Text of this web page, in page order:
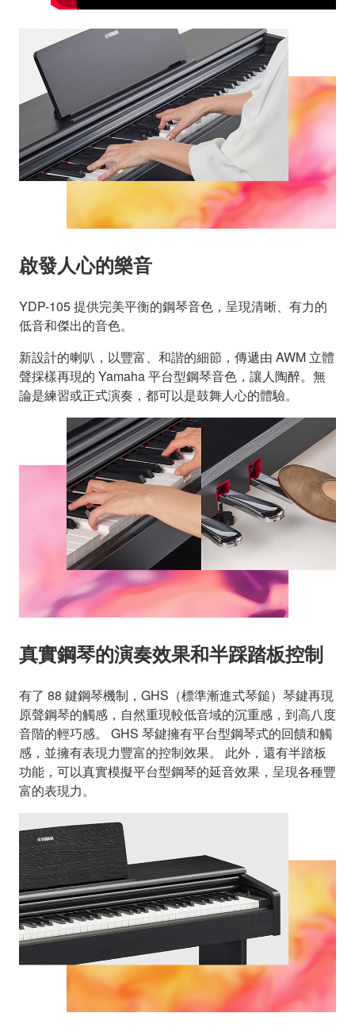
啟發人心的樂音
YDP-105 提供完美平衡的鋼琴音色，呈現清晰、有力的
低音和傑出的音色。
新設計的喇叭，以豐富、和諧的細節，傳遞由 AWM 立體
聲採樣再現的 Yamaha 平台型鋼琴音色，讓人陶醉。無
論是練習或正式演奏，都可以是鼓舞人心的體驗。
真實鋼琴的演奏效果和半踩踏板控制
有了 88 鍵鋼琴機制，GHS（標準漸進式琴鎚）琴鍵再現
原聲鋼琴的觸感，自然重現較低音域的沉重感，到高八度
音階的輕巧感。 GHS 琴鍵擁有平台型鋼琴式的回饋和觸
感，並擁有表現力豐富的控制效果。 此外，還有半踏板
功能，可以真實模擬平台型鋼琴的延音效果，呈現各種豐
富的表現力。